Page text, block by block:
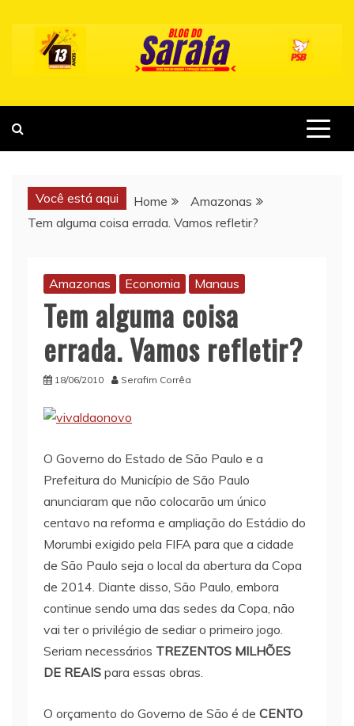
content
Você está aqui Home
Amazonas
Tem alguma coisa errada. Vamos refletir?
Amazonas Economia Manaus
Tem alguma coisa
errada. Vamos refletir?
18/06/2010 Serafim Corrêa
O Governo do Estado de São Paulo e a
Prefeitura do Município de São Paulo
anunciaram que não colocarão um único
centavo na reforma e ampliação do Estádio do
Morumbi exigido pela FIFA para que a cidade
de São Paulo seja o local da abertura da Copa
de 2014. Diante disso, São Paulo, embora
continue sendo uma das sedes da Copa, não
vai ter o privilégio de sediar o primeiro jogo.
Seriam necessários TREZENTOS MILHÕES
DE REAIS para essas obras.
O orçamento do Governo de São é de CENTO